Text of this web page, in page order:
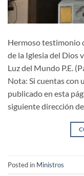
Hermoso testimonio
de la Iglesia del Dios
Luz del Mundo P.E.
Nota: Si cuentas con
publicado en esta
siguiente dirección
Posted in Ministros